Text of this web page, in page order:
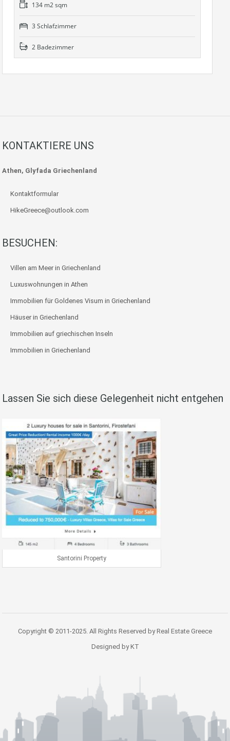
134 m2 sqm
3 Schlafzimmer
2 Badezimmer
KONTAKTIERE UNS
Athen, Glyfada Griechenland
Kontaktformular
HikeGreece@outlook.com
BESUCHEN:
Villen am Meer in Griechenland
Luxuswohnungen in Athen
Immobilien für Goldenes Visum in Griechenland
Häuser in Griechenland
Immobilien auf griechischen Inseln
Immobilien in Griechenland
Lassen Sie sich diese Gelegenheit nicht entgehen
Santorini Property
Copyright © 2011-2025. All Rights Reserved by Real Estate Greece
Designed by KT